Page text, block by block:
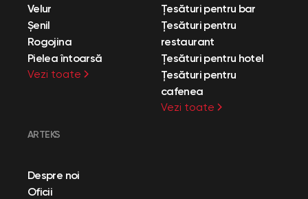
Velur
Șenil
Rogojina
Pielea întoarsă
Vezi toate
Țesături pentru bar
Țesături pentru
restaurant
Țesături pentru hotel
Țesături pentru
cafenea
Vezi toate
ARTEKS
Despre noi
Oficii